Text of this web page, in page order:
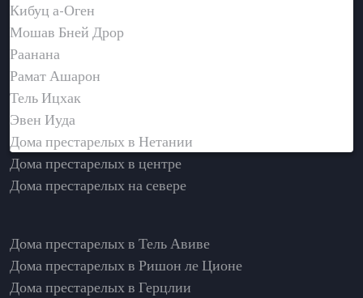
Кибуц а-Оген
Мошав Бней Дрор
Раанана
Рамат Ашарон
Тель Ицхак
Эвен Иуда
Дома престарелых в Нетании
Дома престарелых в центре
Дома престарелых на севере
Дома престарелых в Тель Авиве
Дома престарелых в Ришон ле Ционе
Дома престарелых в Герцлии